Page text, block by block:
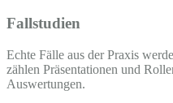
Fallstudien
Echte Fälle aus der Praxis
zählen Präsentationen und
Auswertungen.